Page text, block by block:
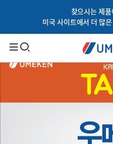
찾으시는 제
미국 사이트에서 더 많
Password
비밀번호 찾기
Filters